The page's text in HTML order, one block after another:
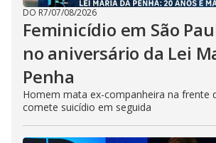
DO R7/07/08/2026
Feminicídio em São
no aniversário da Lei
Penha
Homem mata ex-companheira na frente
comete suicídio em seguida